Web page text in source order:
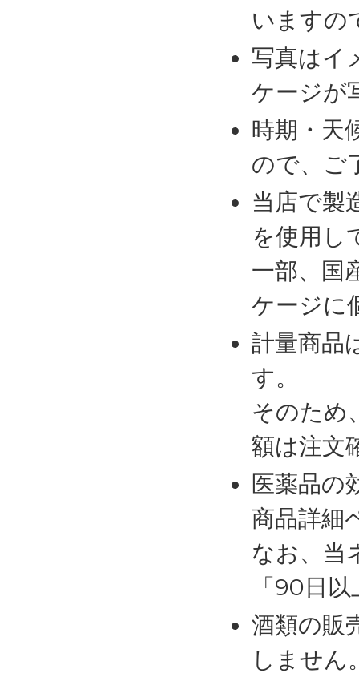
いますの
写真はイ
ケージが
時期・天
ので、ご
当店で製
を使用し
一部、国
ケージに
計量商品
す。
そのため
額は注文
医薬品の
商品詳細
なお、当
「90日
酒類の販
しません